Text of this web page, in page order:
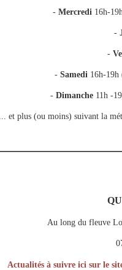
- Mercredi 16h-
-
-
- Samedi 16h-19h
- Dimanche11h -
.... et plus (ou moins) suivant la
Au long du fleuve
Actualités à suivre ici sur le